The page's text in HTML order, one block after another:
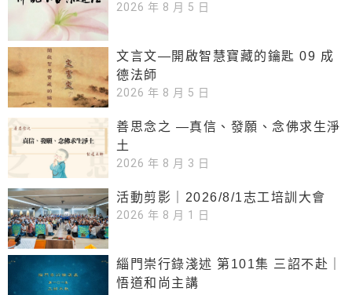
2026 年 8 月 5 日
文言文—開啟智慧寶藏的鑰匙 09 成
德法師
2026 年 8 月 5 日
善思念之 —真信、發願、念佛求生淨
土
2026 年 8 月 3 日
活動剪影｜2026/8/1志工培訓大會
2026 年 8 月 1 日
緇門崇行錄淺述 第101集 三詔不赴｜
悟道和尚主講